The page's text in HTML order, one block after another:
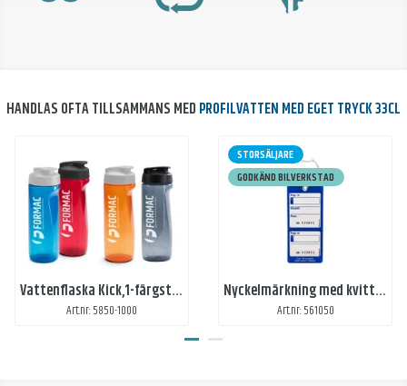
HANDLAS OFTA TILLSAMMANS MED PROFILVATTEN MED EGET TRYCK 33CL
Vattenflaska Kick,1-färgstryck
Art.nr: 5850-1000
STORSÄLJARE
GODKÄND BILVERKSTAD
Nyckelmärkning med kvittens - Blå
Art.nr: 561050